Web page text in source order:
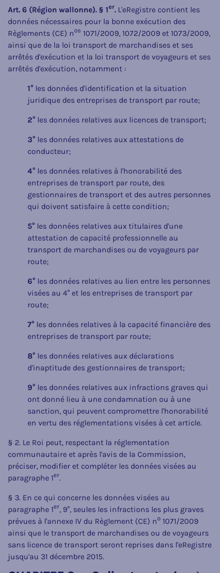
Art. 6 (Région wallonne). § 1er. L'eRegistre contient les
données nécessaires pour la bonne exécution des
Règlements (CE) nos 1071/2009, 1072/2009 et 1073/2009,
ainsi que de la loi transport de marchandises et ses
arrêtés d'exécution et la loi transport de voyageurs et ses
arrêtés d'exécution, notamment :
1° les données d'identification et la situation
juridique des entreprises de transport par route;
2° les données relatives aux licences de transport;
3° les données relatives aux attestations de
conducteur;
4° les données relatives à l'honorabilité des
entreprises de transport par route, des
gestionnaires de transport et des autres personnes
qui doivent satisfaire à cette condition;
5° les données relatives aux titulaires d'une
attestation de capacité professionnelle au
transport de marchandises ou de voyageurs par
route;
6° les données relatives au lien entre les personnes
visées au 4° et les entreprises de transport par
route;
7° les données relatives à la capacité financière des
entreprises de transport par route;
8° les données relatives aux déclarations
d'inaptitude des gestionnaires de transport;
9° les données relatives aux infractions graves qui
ont donné lieu à une condamnation ou à une
sanction, qui peuvent compromettre l'honorabilité
en vertu des réglementations visées à cet article.
§ 2. Le Roi peut, respectant la réglementation
communautaire et après l'avis de la Commission,
préciser, modifier et compléter les données visées au
paragraphe 1er.
§ 3. En ce qui concerne les données visées au
paragraphe 1er, 9°, seules les infractions les plus graves
prévues à l'annexe IV du Règlement (CE) no 1071/2009
ainsi que le transport de marchandises ou de voyageurs
sans licence de transport seront reprises dans l'eRegistre
jusqu'au 31 décembre 2015.